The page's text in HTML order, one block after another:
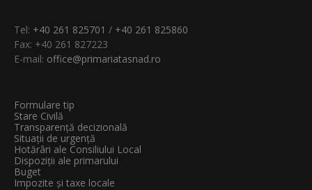
Tel: +40 261 825701 / +40 261 825860
Fax: +40 261 827223
E-mail: office@primariatasnad.ro
Formulare tip
Stare Civilă
Transparenţă decizională
Situații de urgență
Hotărâri ale Consiliului Local
Dispoziții ale primarului
Buget
Impozite și taxe locale